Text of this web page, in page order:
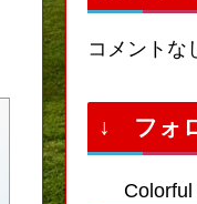
コメントな
↓ フォ